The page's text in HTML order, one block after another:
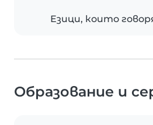
Езици, които
Образование и